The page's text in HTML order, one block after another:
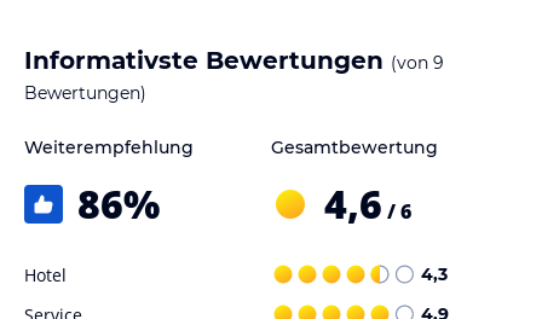
Flachbildfernseher und kostenlosem WLAN ausgestattet sind. Die
Zimmer verfügen über ein eigenes Badezimmer mit Dusche,
Zimmern steht auch kostenloses Mineralwasser zur Verfügung.
gestellt werden.
Im Hotel Kronprinzen wird ein Frühstücksbuffet angeboten, das
unter der Woche von 07:00 Uhr bis 10:00 Uhr und am
Informativste Bewertungen (von 9
Bewertungen)
Weiterempfehlung
86%
Gesamtbewertung
4,6 / 6
Hotel 4,3
4,9